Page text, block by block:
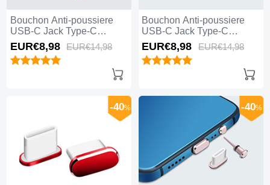
Bouchon Anti-poussiere
USB-C Jack Type-C
Universel H08 pour Apple
iPhone 15 Plus Rose
Rouge
EUR€8,98 EUR€14,98
Bouchon Anti-poussiere
USB-C Jack Type-C
Universel H07 pour Apple
iPhone 15 Plus Argent
EUR€8,98 EUR€14,98
-40% -40%